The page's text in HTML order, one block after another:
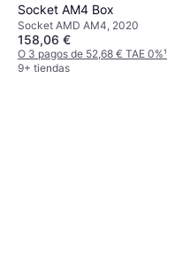
Socket AM4 Box
Socket AMD AM4, 2020
158,06 €
O 3 pagos de 52,68 € TAE 0%¹
9+ tiendas